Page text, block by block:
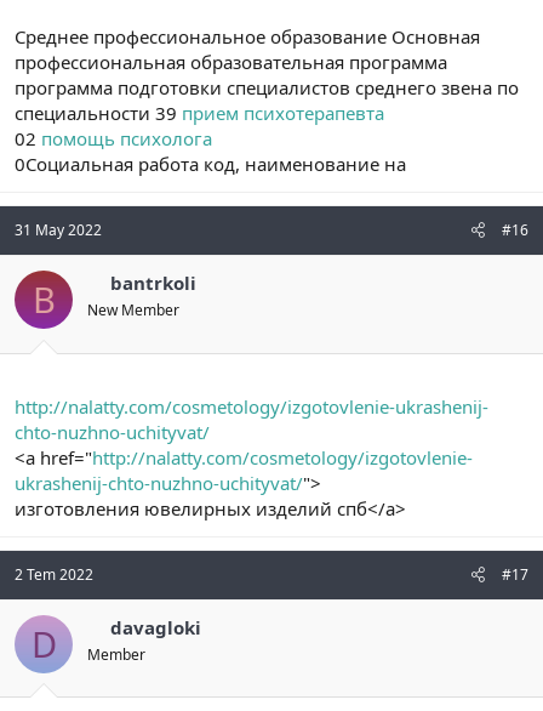
Среднее профессиональное образование Основная
профессиональная образовательная программа
программа подготовки специалистов среднего звена по
специальности 39 прием психотерапевта
02 помощь психолога
0Социальная работа код, наименование на
31 May 2022 #16
B bantrkoli
New Member
http://nalatty.com/cosmetology/izgotovlenie-ukrashenij-
chto-nuzhno-uchityvat/
<a href="http://nalatty.com/cosmetology/izgotovlenie-
ukrashenij-chto-nuzhno-uchityvat/">
изготовления ювелирных изделий спб</a>
2 Tem 2022 #17
D davagloki
Member